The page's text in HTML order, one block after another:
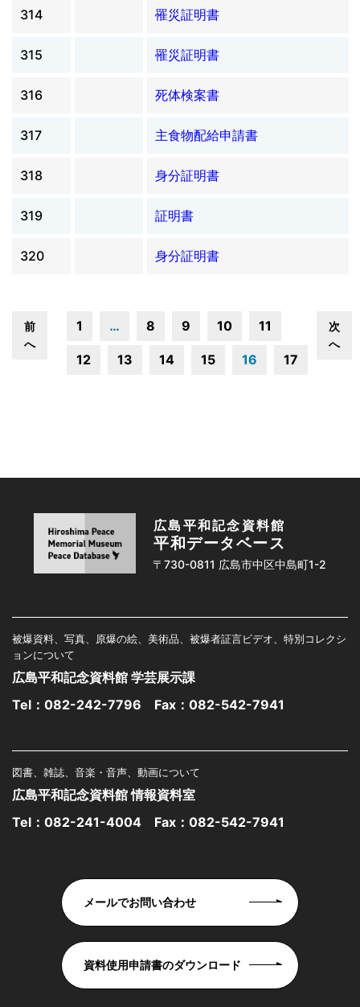
314 罹災証明書
315 罹災証明書
316 死体検案書
317 主食物配給申請書
318 身分証明書
319 証明書
320 身分証明書
前
へ
1 … 8 9 10 11
12 13 14 15 16 17
次
へ
広島平和記念資料館
平和データベース
〒730-0811 広島市中区中島町1-2
被爆資料、写真、原爆の絵、美術品、被爆者証言ビデオ、特別コレクシ
ョンについて
広島平和記念資料館 学芸展示課
Tel： 082-242-7796 Fax：082-542-7941
図書、雑誌、音楽・音声、動画について
広島平和記念資料館 情報資料室
Tel： 082-241-4004 Fax：082-542-7941
メールでお問い合わせ
資料使用申請書のダウンロード